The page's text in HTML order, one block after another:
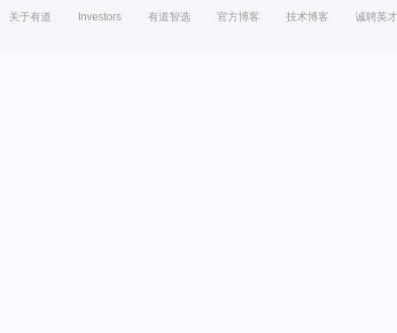
关于有道 Investors 有道智选 官方博客 技术博客 诚聘英才